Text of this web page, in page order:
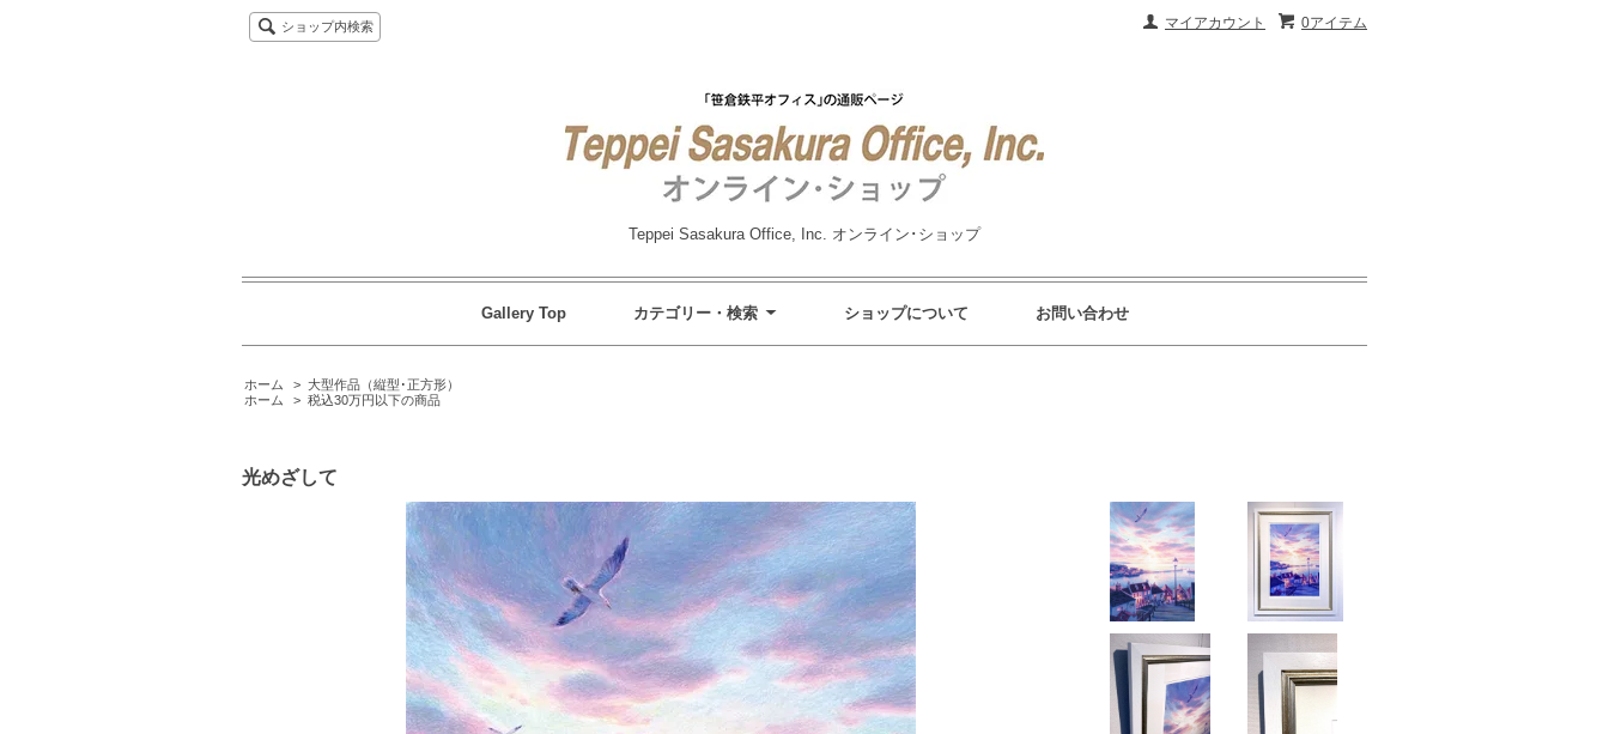
0アイテム
マイアカウント
ショップ内検索
Teppei Sasakura Office, Inc. オンライン･ショップ
Gallery Top カテゴリー・検索 ショップについて お問い合わせ
ホーム > 大型作品（縦型･正方形）
ホーム
> 税込30万円以下の商品
光めざして